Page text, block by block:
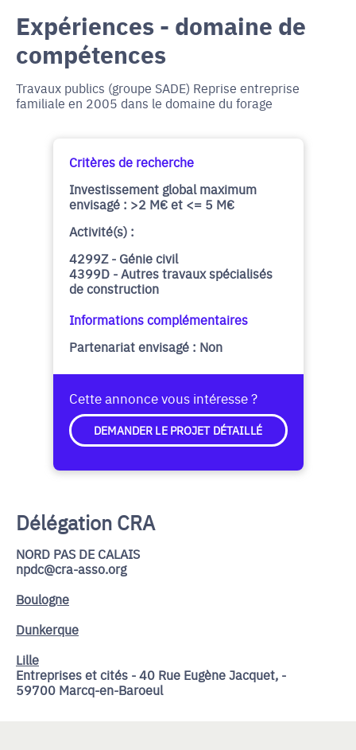
Expériences - domaine de
compétences
Travaux publics (groupe SADE) Reprise entreprise
familiale en 2005 dans le domaine du forage
Critères de recherche
Investissement global maximum
envisagé : >2 M€ et <= 5 M€
Activité(s) :
4299Z - Génie civil
4399D - Autres travaux spécialisés
de construction
Informations complémentaires
Partenariat envisagé : Non
Cette annonce vous intéresse ?
DEMANDER LE PROJET DÉTAILLÉ
Délégation CRA
NORD PAS DE CALAIS
npdc@cra-asso.org
Boulogne
Dunkerque
Lille
Entreprises et cités - 40 Rue Eugène Jacquet, -
59700 Marcq-en-Baroeul